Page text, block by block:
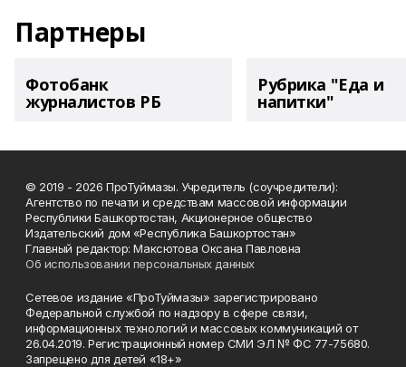
Партнеры
Фотобанк
журналистов РБ
Рубрика "Еда и
напитки"
© 2019 - 2026 ПроТуймазы. Учредитель (соучредители):
Агентство по печати и средствам массовой информации
Республики Башкортостан, Акционерное общество
Издательский дом «Республика Башкортостан»
Главный редактор: Максютова Оксана Павловна
Об использовании персональных данных
Сетевое издание «ПроТуймазы» зарегистрировано
Федеральной службой по надзору в сфере связи,
информационных технологий и массовых коммуникаций от
26.04.2019. Регистрационный номер СМИ ЭЛ № ФС 77-75680.
Запрещено для детей «18+»